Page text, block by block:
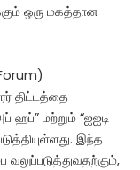
ஒரு மகத்தான
திட்டத்தை
ஹப்” மற்றும் “ஐஐடி
இந்த